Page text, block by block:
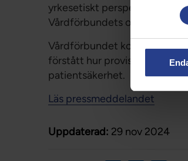
yrkesetiskt perspektiv. NPF-
Vårdförbundets ordförande
Vårdförbundet konstaterar
förstått hur
patientsäkerhet.
Läs pressmeddelandet
Uppdaterad: 29 nov 2024